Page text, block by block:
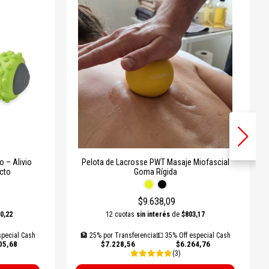
– Alivio
Cash
Pelota de Lacrosse PWT Masaje Miofascial
Goma Rígida
$9.638,09
12 cuotas sin interés de $803,17
🏦 25% por Transferencia
$7.228,56
💵 35% Off especial Cash
$6.264,76
(3)